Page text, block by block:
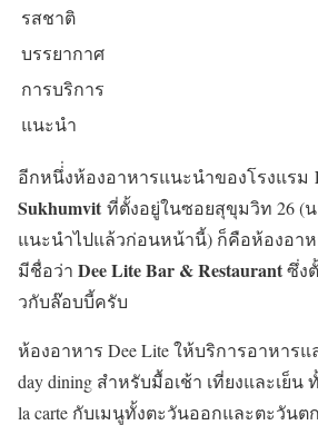
รสชาติ
บรรยากาศ
การบริการ
แนะนำ
อีกหนึ่่งห้องอาหารแนะนำของโรงแรม
Sukhumvit ที่ตั้งอยู่ในซอยสุขุมวิท 26 (น
แนะนำไปแล้วก่อนหน้านี้) ก็คือห้องอา
มีชื่อว่า Dee Lite Bar & Restaurantซึ่ง
วกับล๊อบบี้ครับ
ห้องอาหาร Dee Lite ให้บริการอาหาร
day dining สำหรับมื้อเช้า เที่ยงและเย็น
la carte กับเมนูทั้งตะวันออกและตะวันต